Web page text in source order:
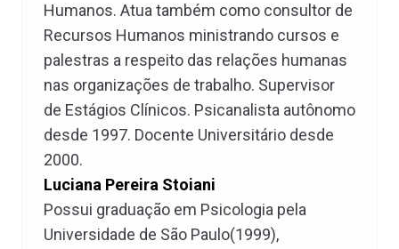
Humanos. Atua também como consultor de
Recursos Humanos ministrando cursos e
palestras a respeito das relações humanas
nas organizações de trabalho. Supervisor
de Estágios Clínicos. Psicanalista autônomo
desde 1997. Docente Universitário desde
2000.
Luciana Pereira Stoiani
Possui graduação em Psicologia pela
Universidade de São Paulo(1999),